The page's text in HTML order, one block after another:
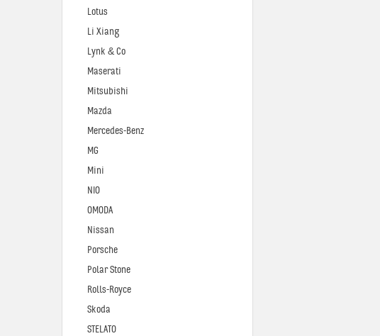
Lotus
Li Xiang
Lynk & Co
Maserati
Mitsubishi
Mazda
Mercedes-Benz
MG
Mini
NIO
OMODA
Nissan
Porsche
Polar Stone
Rolls-Royce
Skoda
STELATO